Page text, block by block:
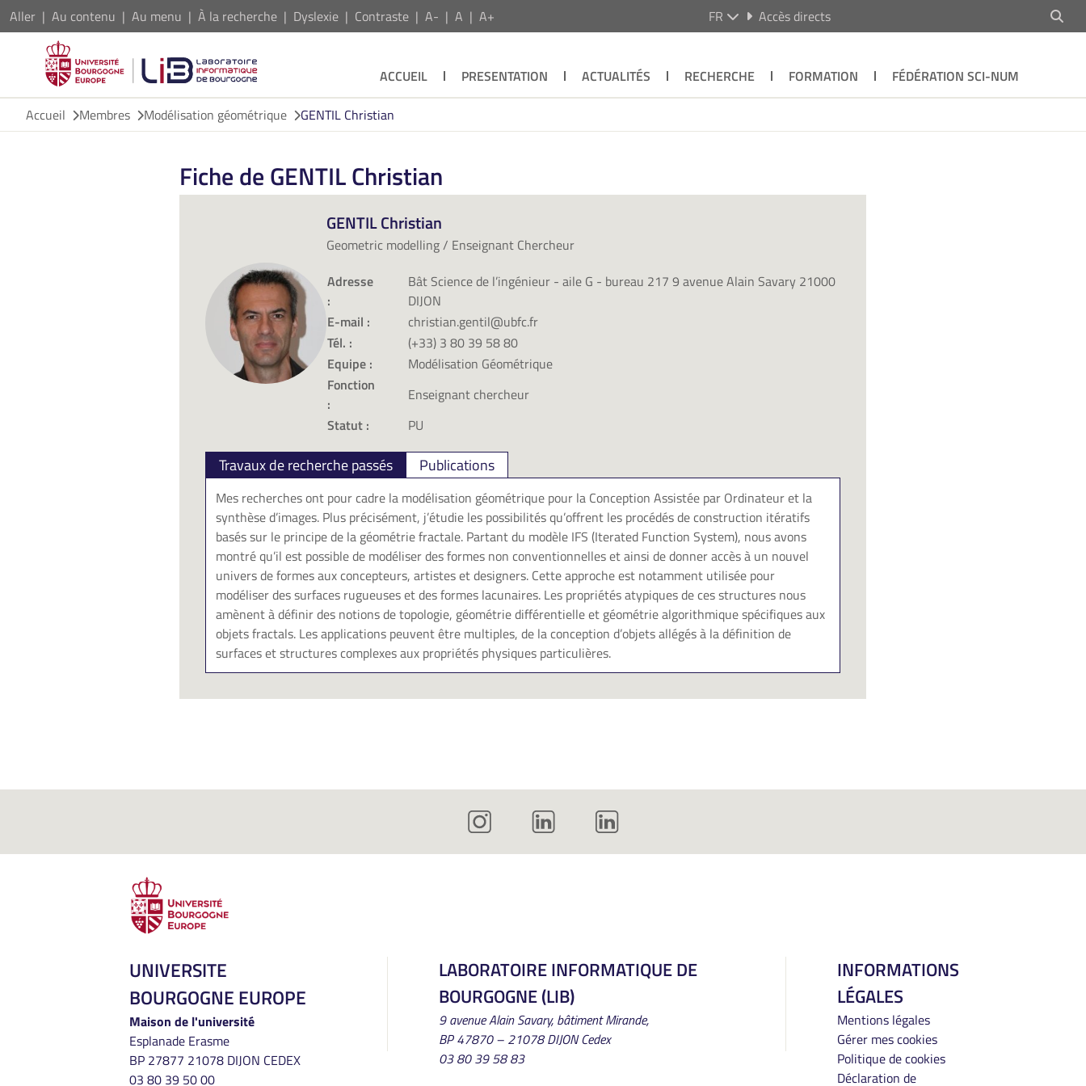
Aller Au contenu Au menu À la recherche Dyslexie Contraste A- A A+ FR Accès directs
ACCUEIL PRESENTATION ACTUALITÉS RECHERCHE FORMATION
FÉDÉRATION SCI-NUM
Accueil
Membres Modélisation géométrique GENTIL Christian
Fiche de GENTIL Christian
GENTIL Christian
Geometric modelling / Enseignant Chercheur
Adresse
:
Bât Science de l’ingénieur - aile G - bureau 217 9 avenue Alain Savary 21000
DIJON
E-mail :
christian.gentil@ubfc.fr
Tél. :
(+33) 3 80 39 58 80
Equipe :
Modélisation Géométrique
Fonction
:
Enseignant chercheur
Statut :
PU
Travaux de recherche passés Publications
Mes recherches ont pour cadre la modélisation géométrique pour la Conception Assistée par Ordinateur et la
synthèse d’images. Plus précisément, j’étudie les possibilités qu’offrent les procédés de construction itératifs
basés sur le principe de la géométrie fractale. Partant du modèle IFS (Iterated Function System), nous avons
montré qu’il est possible de modéliser des formes non conventionnelles et ainsi de donner accès à un nouvel
univers de formes aux concepteurs, artistes et designers. Cette approche est notamment utilisée pour
modéliser des surfaces rugueuses et des formes lacunaires. Les propriétés atypiques de ces structures nous
amènent à définir des notions de topologie, géométrie différentielle et géométrie algorithmique spécifiques aux
objets fractals. Les applications peuvent être multiples, de la conception d’objets allégés à la définition de
surfaces et structures complexes aux propriétés physiques particulières.
UNIVERSITE
BOURGOGNE EUROPE
Maison de l'université
Esplanade Erasme
BP 27877 21078 DIJON CEDEX
03 80 39 50 00
LABORATOIRE INFORMATIQUE DE
BOURGOGNE (LIB)
9 avenue Alain Savary, bâtiment Mirande,
BP 47870 – 21078 DIJON Cedex
03 80 39 58 83
INFORMATIONS
LÉGALES
Mentions légales
Gérer mes cookies
Politique de cookies
Déclaration de